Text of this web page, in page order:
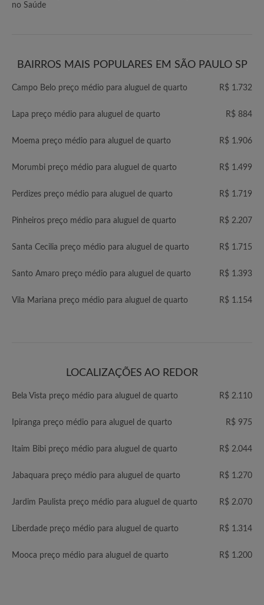
no Saúde
BAIRROS MAIS POPULARES EM SÃO PAULO SP
Campo Belo preço médio para aluguel de quarto R$ 1.732
Lapa preço médio para aluguel de quarto R$ 884
Moema preço médio para aluguel de quarto R$ 1.906
Morumbi preço médio para aluguel de quarto R$ 1.499
Perdizes preço médio para aluguel de quarto R$ 1.719
Pinheiros preço médio para aluguel de quarto R$ 2.207
Santa Cecilia preço médio para aluguel de quarto R$ 1.715
Santo Amaro preço médio para aluguel de quarto R$ 1.393
Vila Mariana preço médio para aluguel de quarto R$ 1.154
LOCALIZAÇÕES AO REDOR
Bela Vista preço médio para aluguel de quarto R$ 2.110
Ipiranga preço médio para aluguel de quarto R$ 975
Itaim Bibi preço médio para aluguel de quarto R$ 2.044
Jabaquara preço médio para aluguel de quarto R$ 1.270
Jardim Paulista preço médio para aluguel de quarto R$ 2.070
Liberdade preço médio para aluguel de quarto R$ 1.314
Mooca preço médio para aluguel de quarto R$ 1.200